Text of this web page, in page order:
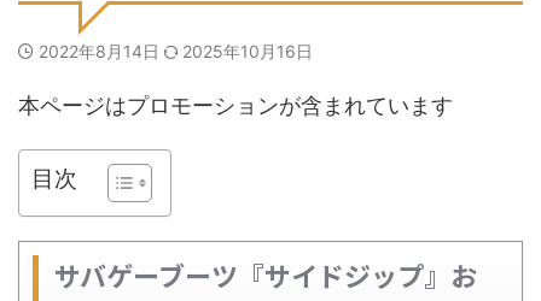
2022年8月14日 2025年10月16日
本ページはプロモーションが含まれています
目次
サバゲーブーツ『サイドジップ』お